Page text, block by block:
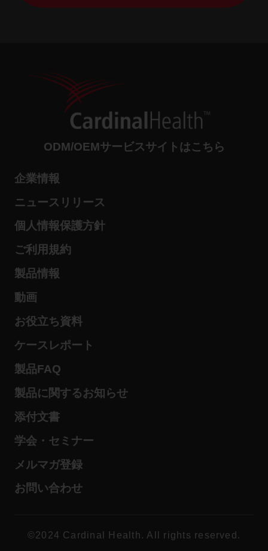
ODM/OEMサービスサイトはこちら
企業情報
ニュースリリース
個人情報保護方針
ご利用規約
製品情報
動画
お役立ち資料
ケースレポート
製品FAQ
製品に関するお知らせ
添付文書
学会・セミナー
メルマガ登録
お問い合わせ
©2024 Cardinal Health. All rights reserved.